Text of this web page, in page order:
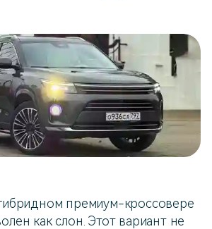
премиум-кроссовере
как слон. Этот вариант не